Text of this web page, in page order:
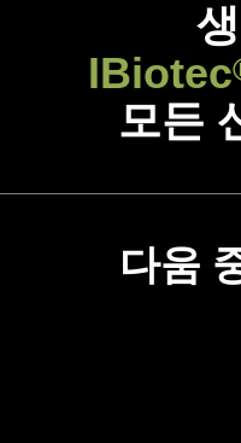
IBiotec
모든
다움